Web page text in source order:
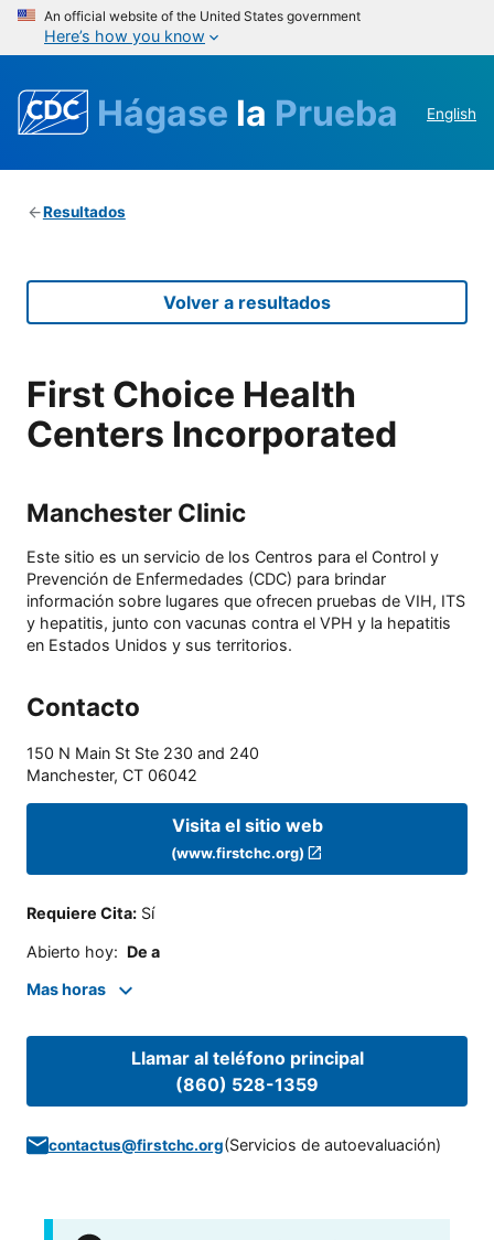
An official website of the United States government
Here’s how you know
Hágase la Prueba English
Resultados
Volver a resultados
First Choice Health
Centers Incorporated
Manchester Clinic
Este sitio es un servicio de los Centros para el Control y
Prevención de Enfermedades (CDC) para brindar
información sobre lugares que ofrecen pruebas de VIH, ITS
y hepatitis, junto con vacunas contra el VPH y la hepatitis
en Estados Unidos y sus territorios.
Contacto
150 N Main St Ste 230 and 240
Manchester, CT 06042
Visita el sitio web
(www.firstchc.org)
Requiere Cita: Sí
Abierto hoy: De a
Mas horas
Llamar al teléfono principal
(860) 528-1359
contactus@firstchc.org(Servicios de autoevaluación)